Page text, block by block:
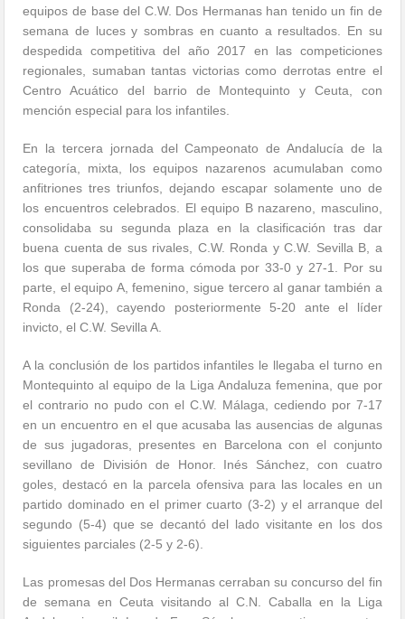
equipos de base del C.W. Dos Hermanas han tenido un fin de
semana de luces y sombras en cuanto a resultados. En su
despedida competitiva del año 2017 en las competiciones
regionales, sumaban tantas victorias como derrotas entre el
Centro Acuático del barrio de Montequinto y Ceuta, con
mención especial para los infantiles.
En la tercera jornada del Campeonato de Andalucía de la
categoría, mixta, los equipos nazarenos acumulaban como
anfitriones tres triunfos, dejando escapar solamente uno de
los encuentros celebrados. El equipo B nazareno, masculino,
consolidaba su segunda plaza en la clasificación tras dar
buena cuenta de sus rivales, C.W. Ronda y C.W. Sevilla B, a
los que superaba de forma cómoda por 33-0 y 27-1. Por su
parte, el equipo A, femenino, sigue tercero al ganar también a
Ronda (2-24), cayendo posteriormente 5-20 ante el líder
invicto, el C.W. Sevilla A.
A la conclusión de los partidos infantiles le llegaba el turno en
Montequinto al equipo de la Liga Andaluza femenina, que por
el contrario no pudo con el C.W. Málaga, cediendo por 7-17
en un encuentro en el que acusaba las ausencias de algunas
de sus jugadoras, presentes en Barcelona con el conjunto
sevillano de División de Honor. Inés Sánchez, con cuatro
goles, destacó en la parcela ofensiva para las locales en un
partido dominado en el primer cuarto (3-2) y el arranque del
segundo (5-4) que se decantó del lado visitante en los dos
siguientes parciales (2-5 y 2-6).
Las promesas del Dos Hermanas cerraban su concurso del fin
de semana en Ceuta visitando al C.N. Caballa en la Liga